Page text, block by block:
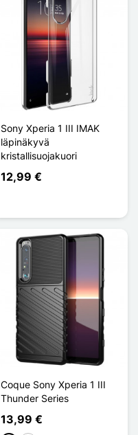
Sony Xperia 1 III IMAK
läpinäkyvä
kristallisuojakuori
12,99 €
Coque Sony Xperia 1 III
Thunder Series
13,99 €